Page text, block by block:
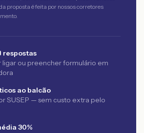
proposta é feita por nossos corretores
respostas
ligar ou preencher formulário em
ao balcão
SUSEP — sem custo extra pelo
30%